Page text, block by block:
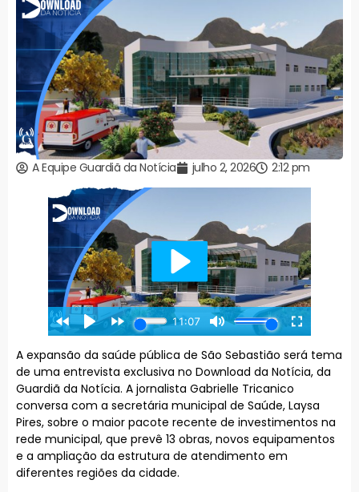
A Equipe Guardiã da Notícia julho 2, 2026 2:12 pm
A expansão da saúde pública de São Sebastião será tema
de uma entrevista exclusiva no Download da Notícia, da
Guardiã da Notícia. A jornalista Gabrielle Tricanico
conversa com a secretária municipal de Saúde, Laysa
Pires, sobre o maior pacote recente de investimentos na
rede municipal, que prevê 13 obras, novos equipamentos
e a ampliação da estrutura de atendimento em
diferentes regiões da cidade.